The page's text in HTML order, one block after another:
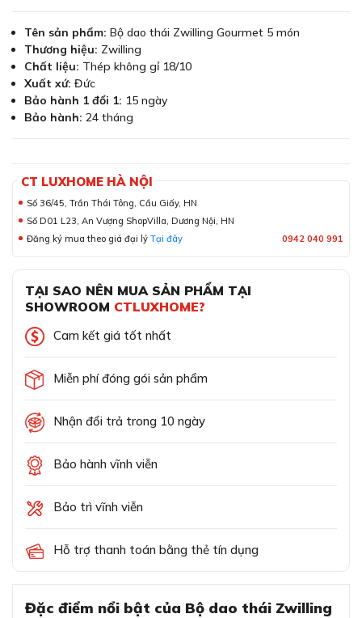
Tên sản phẩm: Bộ dao thái Zwilling Gourmet 5 món
Thương hiệu: Zwilling
Chất liệu: Thép không gỉ 18/10
Xuất xứ: Đức
Bảo hành 1 đổi 1: 15 ngày
Bảo hành: 24 tháng
CT LUXHOME HÀ NỘI
Số 36/45, Trần Thái Tông, Cầu Giấy, HN
Số D01 L23, An Vượng ShopVilla, Dương Nội, HN
Đăng ký mua theo giá đại lý Tại đây 0942 040 991
TẠI SAO NÊN MUA SẢN PHẨM TẠI
SHOWROOM CTLUXHOME?
Cam kết giá tốt nhất
Miễn phí đóng gói sản phẩm
Nhận đổi trả trong 10 ngày
Bảo hành vĩnh viễn
Bảo trì vĩnh viễn
Hỗ trợ thanh toán bằng thẻ tín dụng
Đặc điểm nổi bật của Bộ dao thái Zwilling